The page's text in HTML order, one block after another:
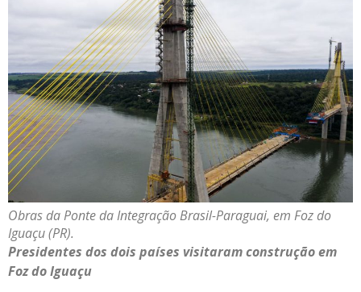
Obras da Ponte da Integração Brasil-Paraguai, em Foz do
Iguaçu (PR).
Presidentes dos dois países visitaram construção em
Foz do Iguaçu